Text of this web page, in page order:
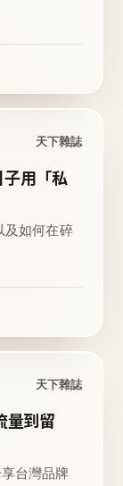
天下雜誌
用「私
及如何在碎
天下雜誌
量到留
台灣品牌